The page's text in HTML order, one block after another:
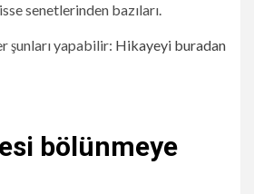
senetlerinden bazıları.
şunları yapabilir: Hikayeyi buradan
bölünmeye